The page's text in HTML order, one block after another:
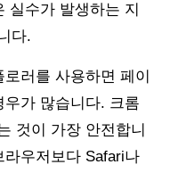
실수가 발생하는 지
다.
러를 사용하면 페이
가 많습니다. 크롬
것이 가장 안전합니
우저보다 Safari나